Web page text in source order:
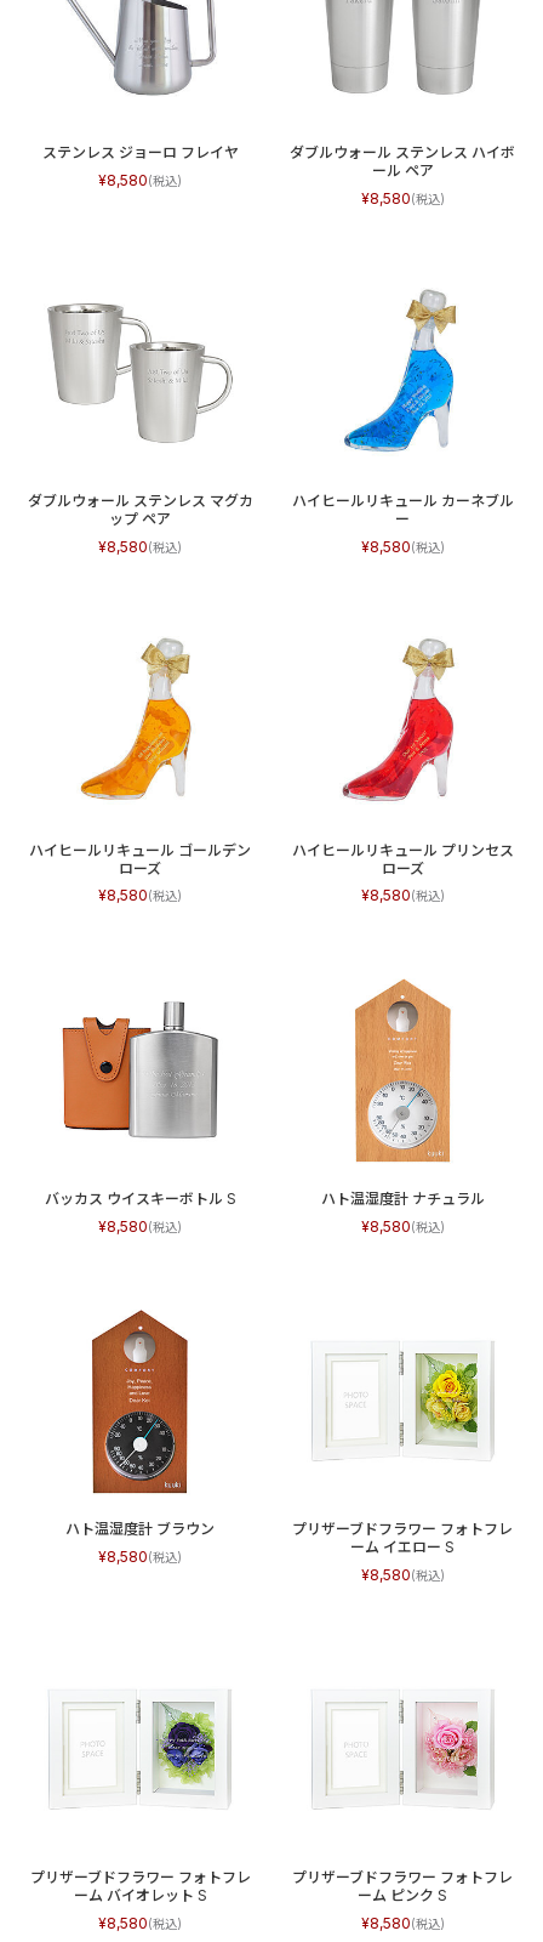
ステンレス ジョーロ フレイヤ
8,580
ダブルウォール ステンレス ハイボ
ール ペア
8,580
ダブルウォール ステンレス マグカ
ップ ペア
8,580
ハイヒールリキュール カーネブル
ー
8,580
ハイヒールリキュール ゴールデン
ローズ
8,580
ハイヒールリキュール プリンセス
ローズ
8,580
バッカス ウイスキーボトル S
8,580
ハト温湿度計 ナチュラル
8,580
ハト温湿度計 ブラウン
8,580
プリザーブドフラワー フォトフレ
ーム イエロー S
8,580
プリザーブドフラワー フォトフレ
ーム バイオレット S
8,580
プリザーブドフラワー フォトフレ
ーム ピンク S
8,580